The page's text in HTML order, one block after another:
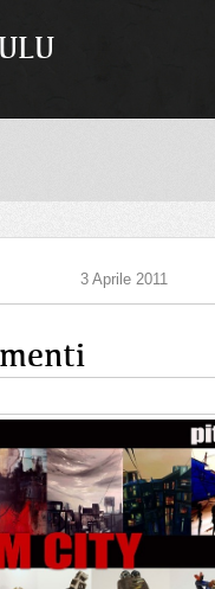
3 Aprile 2011